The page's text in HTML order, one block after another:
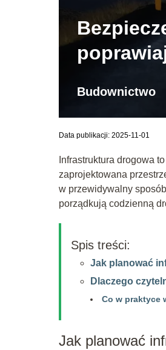
Budownictwo
Data publikacji: 2025-11-01
Infrastruktura drogowa
zaprojektowana
w przewidywalny
porządkują codzienną
Spis treści:
Jak planować
Dlaczego
Co w praktyce
Jak planować